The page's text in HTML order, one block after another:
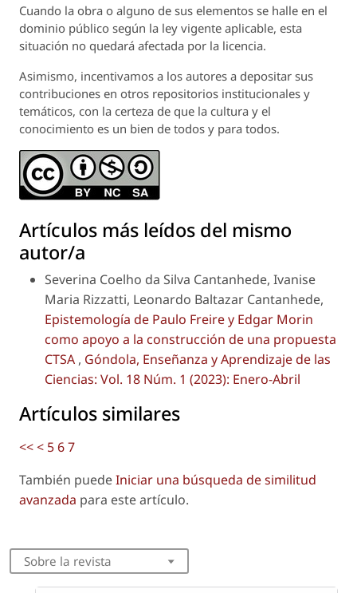
Cuando la obra o alguno de sus elementos se halle en el
dominio público según la ley vigente aplicable, esta
situación no quedará afectada por la licencia.
Asimismo, incentivamos a los autores a depositar sus
contribuciones en otros repositorios institucionales y
temáticos, con la certeza de que la cultura y el
conocimiento es un bien de todos y para todos.
Artículos más leídos del mismo
autor/a
Severina Coelho da Silva Cantanhede, Ivanise
Maria Rizzatti, Leonardo Baltazar Cantanhede,
Epistemología de Paulo Freire y Edgar Morin
como apoyo a la construcción de una propuesta
CTSA , Góndola, Enseñanza y Aprendizaje de las
Ciencias: Vol. 18 Núm. 1 (2023): Enero-Abril
Artículos similares
<<< 567
También puedeIniciar una búsqueda de similitud
avanzada para este artículo.
Sobre la revista